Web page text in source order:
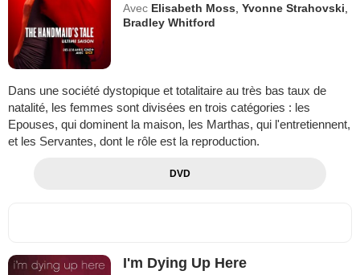
Avec Elisabeth Moss ,Yvonne Strahovski
Bradley Whitford
Dans une société dystopique et totalitaire au très bas taux de
natalité, les femmes sont divisées en trois catégories : les
Epouses, qui dominent la maison, les Marthas, qui l'entretiennent,
et les Servantes, dont le rôle est la reproduction.
DVD
I'm Dying Up Here